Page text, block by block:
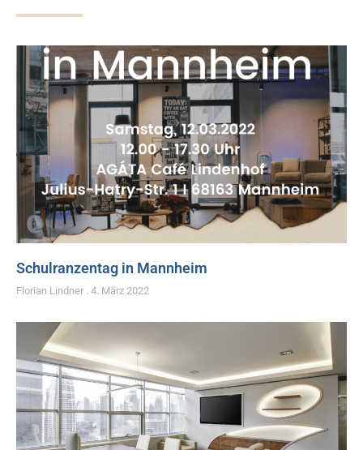
Schulranzentag in Mannheim
Florian Lindner 4. März 2022